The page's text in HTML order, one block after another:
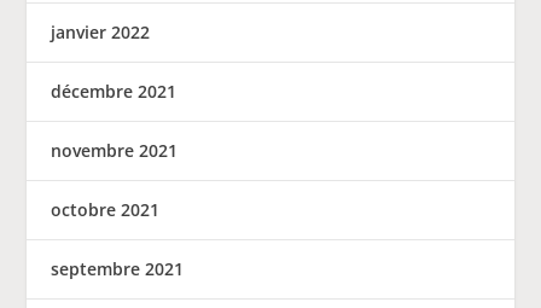
janvier 2022
décembre 2021
novembre 2021
octobre 2021
septembre 2021